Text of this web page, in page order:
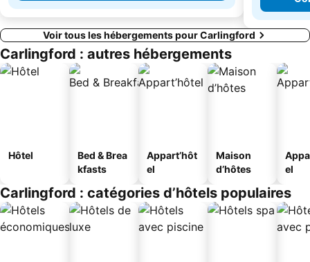
Voir tous les hébergements pour Carlingford
Carlingford : autres hébergements
Hôtel
Bed & Brea
kfasts
Appart’hôt
el
Maison
d’hôtes
el
Carlingford : catégories d’hôtels populaires